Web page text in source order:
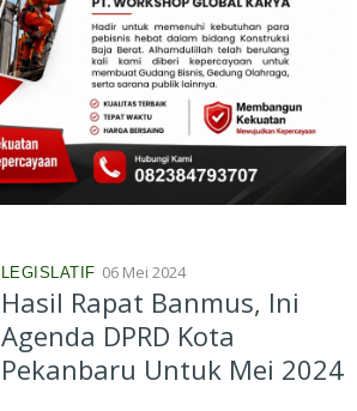
LEGISLATIF 06 Mei 2024
Hasil Rapat Banmus, Ini
Agenda DPRD Kota
Pekanbaru Untuk Mei 2024